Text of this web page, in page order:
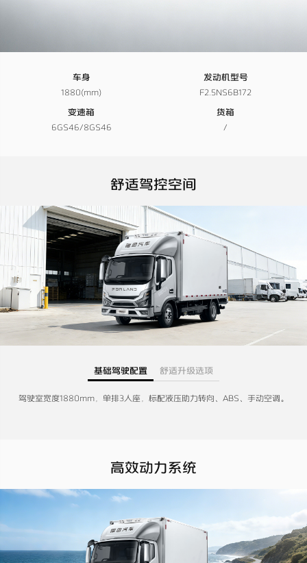
车身
1880(mm)
发动机型号
F2.5NS6B172
变速箱
6GS46/8GS46
货箱
/
舒适驾控空间
基础驾驶配置 舒适升级选项
驾驶室宽度1880mm，单排3人座，标配液压助力转向、ABS、手动空调。
高效动力系统